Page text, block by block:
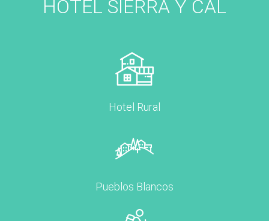
HOTEL SIERRA Y CAL
Hotel Rural
Pueblos Blancos